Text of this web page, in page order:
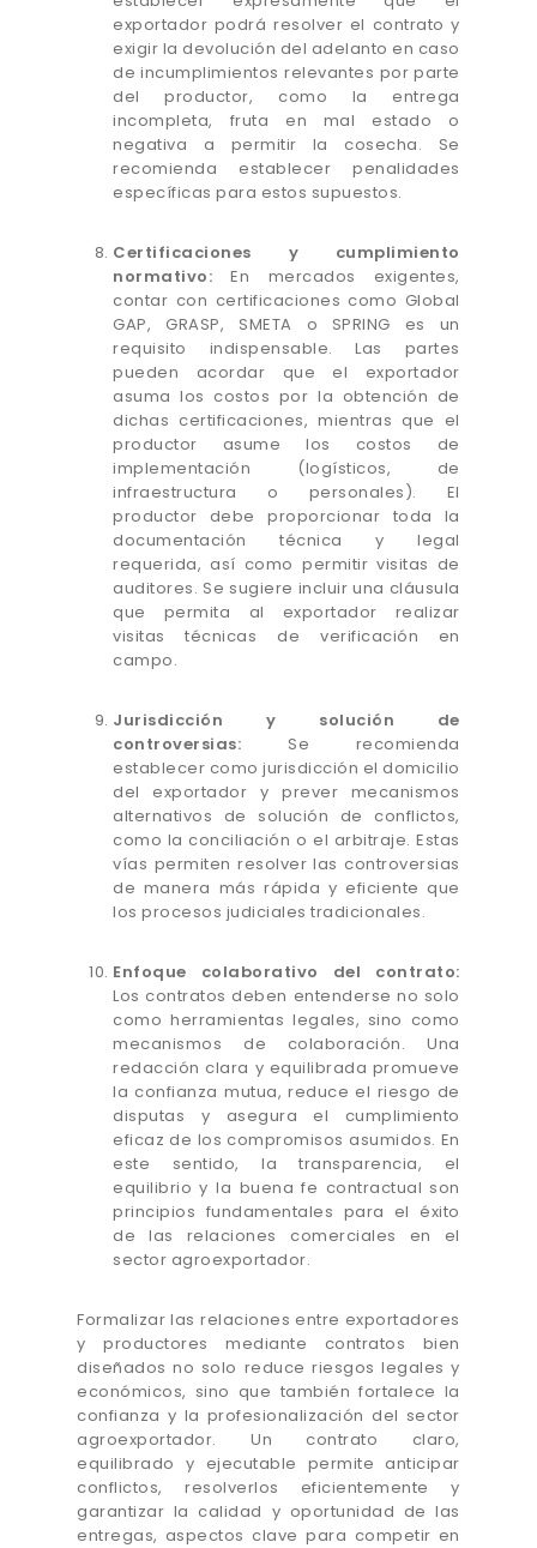
exportador podrá resolver el contrato y
exigir la devolución del adelanto en caso
de incumplimientos relevantes por parte
del productor, como la entrega
incompleta, fruta en mal estado o
negativa a permitir la cosecha. Se
recomienda establecer penalidades
específicas para estos supuestos.
Certificaciones y cumplimiento
normativo:En mercados exigentes,
contar con certificaciones como Global
GAP, GRASP, SMETA o SPRING es un
requisito indispensable. Las partes
pueden acordar que el exportador
asuma los costos por la obtención de
dichas certificaciones, mientras que el
productor asume los costos de
implementación (logísticos, de
infraestructura o personales). El
productor debe proporcionar toda la
documentación técnica y legal
requerida, así como permitir visitas de
auditores. Se sugiere incluir una cláusula
que permita al exportador realizar
visitas técnicas de verificación en
campo.
Jurisdicción y solución de
controversias: Se recomienda
establecer como jurisdicción el domicilio
del exportador y prever mecanismos
alternativos de solución de conflictos,
como la conciliación o el arbitraje. Estas
vías permiten resolver las controversias
de manera más rápida y eficiente que
los procesos judiciales tradicionales.
Enfoque colaborativo del contrato:
Los contratos deben entenderse no solo
como herramientas legales, sino como
mecanismos de colaboración. Una
redacción clara y equilibrada promueve
la confianza mutua, reduce el riesgo de
disputas y asegura el cumplimiento
eficaz de los compromisos asumidos. En
este sentido, la transparencia, el
equilibrio y la buena fe contractual son
principios fundamentales para el éxito
de las relaciones comerciales en el
sector agroexportador.
Formalizar las relaciones entre exportadores
y productores mediante contratos bien
diseñados no solo reduce riesgos legales y
económicos, sino que también fortalece la
confianza y la profesionalización del sector
agroexportador. Un contrato claro,
equilibrado y ejecutable permite anticipar
conflictos, resolverlos eficientemente y
garantizar la calidad y oportunidad de las
entregas, aspectos clave para competir en